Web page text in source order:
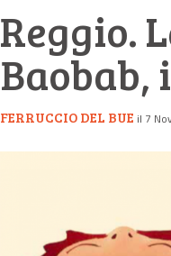
Reggio.
FERRUCCIO DEL BUE il 7